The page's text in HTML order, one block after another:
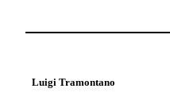
Luigi Tramontano